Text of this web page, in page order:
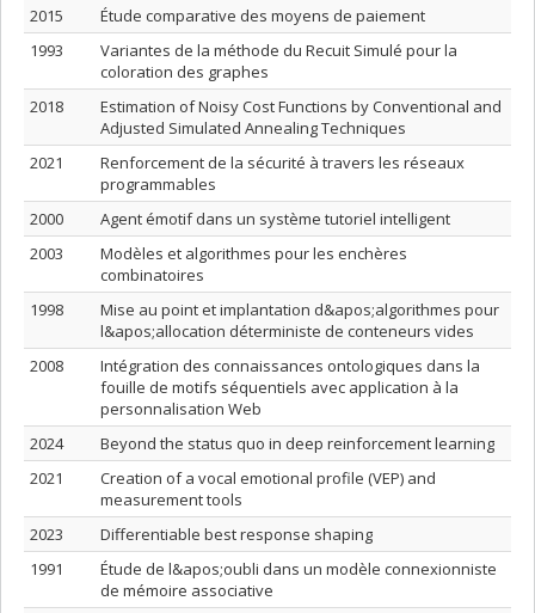
2015
Étude comparative des moyens de paiement
1993
Variantes de la méthode du Recuit Simulé pour la
coloration des graphes
2018
Estimation of Noisy Cost Functions by Conventional and
Adjusted Simulated Annealing Techniques
2021
Renforcement de la sécurité à travers les réseaux
programmables
2000
Agent émotif dans un système tutoriel intelligent
2003
Modèles et algorithmes pour les enchères
combinatoires
1998
Mise au point et implantation d&apos;algorithmes pour
l&apos;allocation déterministe de conteneurs vides
2008
Intégration des connaissances ontologiques dans la
fouille de motifs séquentiels avec application à la
personnalisation Web
2024
Beyond the status quo in deep reinforcement learning
2021
Creation of a vocal emotional profile (VEP) and
measurement tools
2023
Differentiable best response shaping
1991
Étude de l&apos;oubli dans un modèle connexionniste
de mémoire associative